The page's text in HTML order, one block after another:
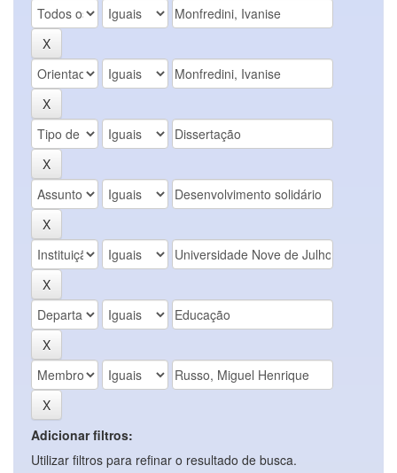
Adicionar filtros:
Utilizar filtros para refinar o resultado de busca.